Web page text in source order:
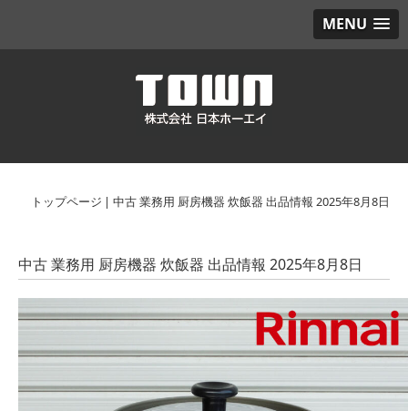
MENU
トップページ |中古 業務用 厨房機器 炊飯器 出品情報 2025年8月8日
中古 業務用 厨房機器 炊飯器 出品情報 2025年8月8日